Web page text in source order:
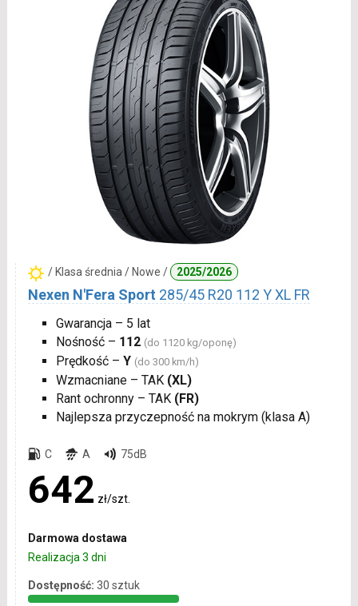
/ Klasa średnia / Nowe / 2025/2026
Nexen N'Fera Sport 285/45 R20 112 Y XL FR
Gwarancja – 5 lat
Nośność – 112 (do 1120 kg/oponę)
Prędkość – Y (do 300 km/h)
Wzmacniane – TAK (XL)
Rant ochronny – TAK (FR)
Najlepsza przyczepność na mokrym (klasa A)
C A 75dB
642 zł/szt.
Darmowa dostawa
Realizacja 3 dni
Dostępność: 30 sztuk